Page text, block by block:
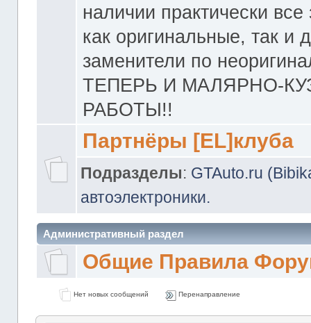
наличии практически все
как оригинальные, так и
заменители по
ТЕПЕРЬ И МАЛЯРНО-
РАБОТЫ!!
Партнёры [EL]клуба
Подразделы: GTAuto.ru
автоэлектроники.
Административный раздел
Общие Правила
Нет новых сообщений Перенаправление